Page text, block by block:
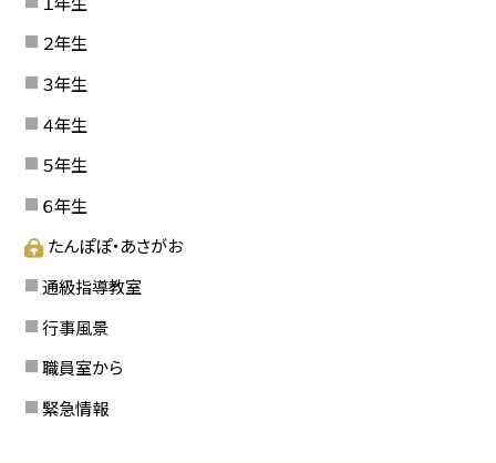
２年生
３年生
４年生
５年生
６年生
たんぽぽ・あさがお
通級指導教室
行事風景
職員室から
緊急情報